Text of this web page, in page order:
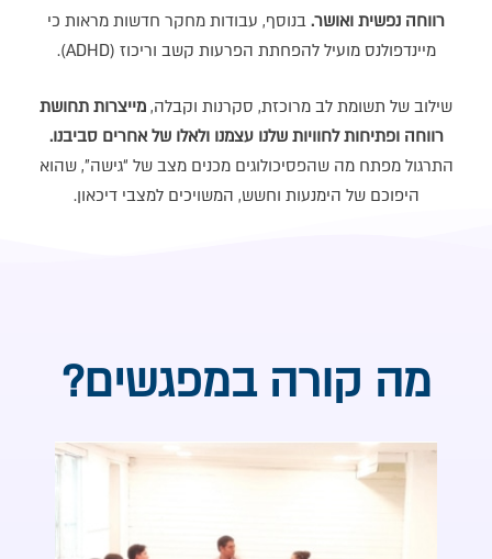
רווחה נפשית ואושר. בנוסף, עבודות מחקר חדשות מראות כי
מיינדפולנס מועיל להפחתת הפרעות קשב וריכוז (ADHD).
שילוב של תשומת לב מרוכזת, סקרנות וקבלה, מייצרות תחושת
רווחה ופתיחות לחוויות שלנו עצמנו ולאלו של אחרים סביבנו.
התרגול מפתח מה שהפסיכולוגים מכנים מצב של “גישה”, שהוא
היפוכם של הימנעות וחשש, המשויכים למצבי דיכאון.
מה קורה במפגשים?